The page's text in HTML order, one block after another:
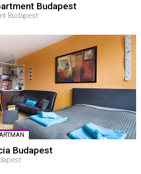
Budapest
Budapest
Budapest